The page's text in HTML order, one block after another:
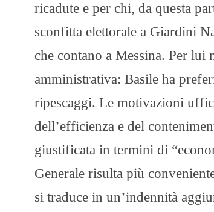
ricadute e per chi, da questa
sconfitta elettorale a Giardini
che contano a Messina. Per lui
amministrativa: Basile ha
ripescaggi. ​Le motivazioni
dell’efficienza e del
giustificata in termini di
Generale risulta più
si traduce in un’indennità